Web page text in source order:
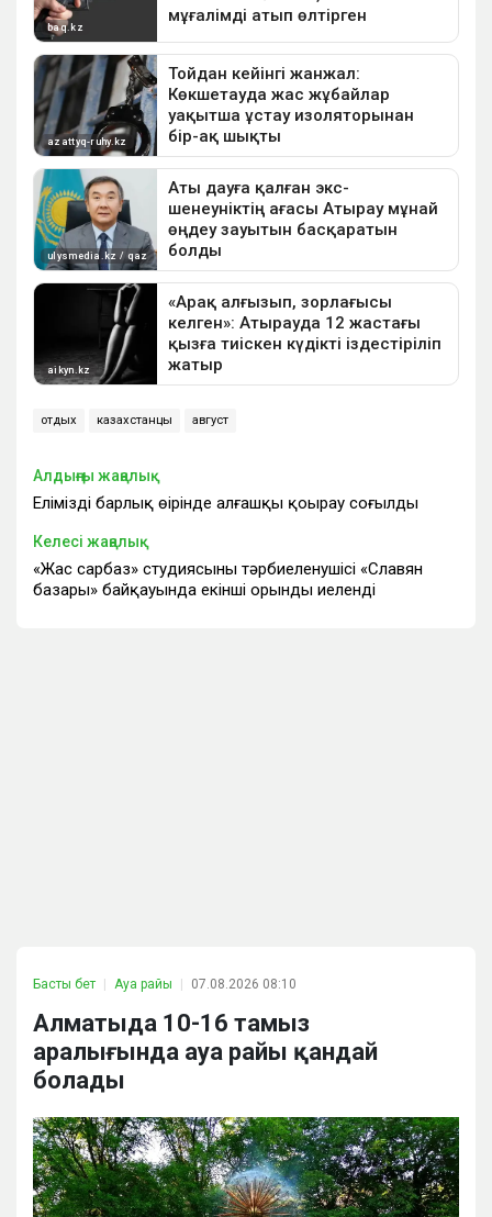
отдых казахстанцы август
Алдыңғы жаңалық
Еліміздің барлық өңірінде алғашқы қоңырау соғылды
Келесі жаңалық
«Жас сарбаз» студиясының тәрбиеленушісі «Славян
базары» байқауында екінші орынды иеленді
Басты бет Ауа райы 07.08.2026 08:10
Алматыда 10-16 тамыз
аралығында ауа райы қандай
болады